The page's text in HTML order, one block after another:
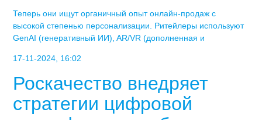
Теперь они ищут органичный опыт онлайн-продаж с
высокой степенью персонализации. Ритейлеры используют
GenAI (генеративный ИИ), AR/VR (дополненная и
17-11-2024, 16:02
Роскачество внедряет
стратегии цифровой